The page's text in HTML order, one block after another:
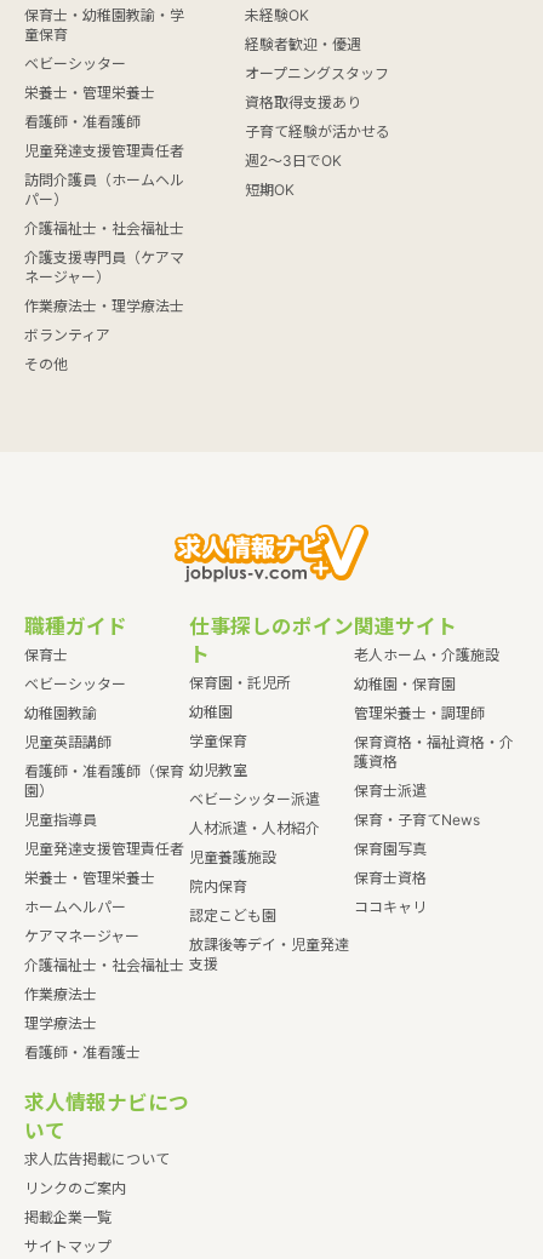
保育士・幼稚園教諭・学
童保育
ベビーシッター
栄養士・管理栄養士
看護師・准看護師
児童発達支援管理責任者
訪問介護員（ホームヘル
パー）
介護福祉士・社会福祉士
介護支援専門員（ケアマ
ネージャー）
作業療法士・理学療法士
ボランティア
その他
未経験OK
経験者歓迎・優遇
オープニングスタッフ
資格取得支援あり
子育て経験が活かせる
週2～3日でOK
短期OK
職種ガイド
保育士
ベビーシッター
幼稚園教諭
児童英語講師
看護師・准看護師（保育
園）
児童指導員
児童発達支援管理責任者
栄養士・管理栄養士
ホームヘルパー
ケアマネージャー
介護福祉士・社会福祉士
作業療法士
理学療法士
看護師・准看護士
仕事探しのポイン
ト
保育園・託児所
幼稚園
学童保育
幼児教室
ベビーシッター派遣
人材派遣・人材紹介
児童養護施設
院内保育
認定こども園
放課後等デイ・児童発達
支援
関連サイト
老人ホーム・介護施設
幼稚園・保育園
管理栄養士・調理師
保育資格・福祉資格・介
護資格
保育士派遣
保育・子育てNews
保育園写真
保育士資格
ココキャリ
求人情報ナビにつ
いて
求人広告掲載について
リンクのご案内
掲載企業一覧
サイトマップ